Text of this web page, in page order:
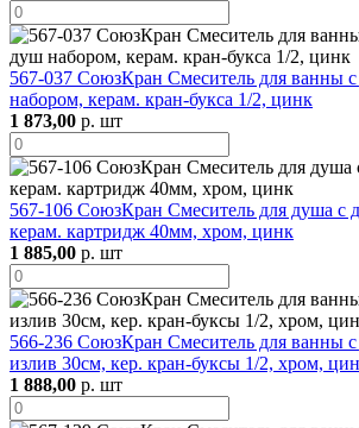
567-037 СоюзКран Смеситель для ванны
набором, керам. кран-букса 1/2, цинк
1 873,00 р. шт
567-106 СоюзКран Смеситель для душа с
керам. картридж 40мм, хром, цинк
1 885,00 р. шт
566-236 СоюзКран Смеситель для ванны
излив 30см, кер. кран-буксы 1/2, хром,
1 888,00 р. шт